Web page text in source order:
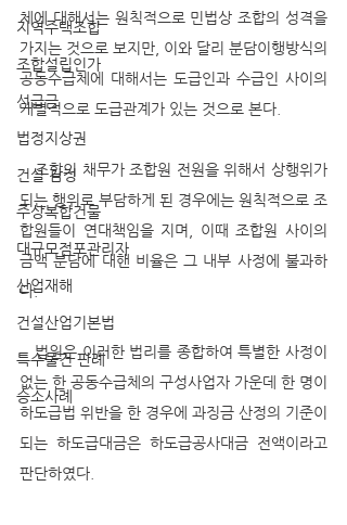
지역주택조합
조합설립인가
선급금
법정지상권
건설 감정
주상복합건물
대규모점포관리자
산업재해
건설산업기본법
특수물건 판례
승소사례
체에 대해서는 원칙적으로 민법상 조합의 성격을
가지는 것으로 보지만, 이와 달리 분담이행방식의
공동수급체에 대해서는 도급인과 수급인 사이의
개별적으로 도급관계가 있는 것으로 본다.
   조합의 채무가 조합원 전원을 위해서 상행위가
되는 행위로 부담하게 된 경우에는 원칙적으로 조
합원들이 연대책임을 지며, 이때 조합원 사이의
금액 분담에 대핸 비율은 그 내부 사정에 불과하
다.
   법원은 이러한 법리를 종합하여 특별한 사정이
없는 한 공동수급체의 구성사업자 가운데 한 명이
하도급법 위반을 한 경우에 과징금 산정의 기준이
되는 하도급대금은 하도급공사대금 전액이라고
판단하였다.